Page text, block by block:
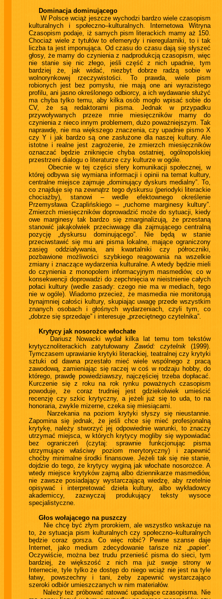
Dominacja dominującego
W Polsce wciąż jeszcze wychodzi bardzo wiele czasopism
kulturalnych i społeczno–kulturalnych. Internetowa Witryna
Czasopism podaje, iż samych pism literackich mamy aż 150.
Chociaż wiele z tytułów to efemerydy i nieregularniki, to i tak
liczba ta jest imponująca. Od czasu do czasu dają się słyszeć
głosy, że mamy do czynienia z nadprodukcją czasopism, więc
nie stanie się nic złego, jeśli część z nich upadnie, tym
bardziej że, jak widać, niezbyt dobrze radzą sobie w
wolnorynkowej rzeczywistości. To prawda, wiele pism
robionych jest bez pomysłu, nie mają one ani wyrazistego
profilu, ani jasno określonego odbiorcy, a ich wydawanie służyć
ma chyba tylko temu, aby kilka osób mogło wpisać sobie do
CV, że są redaktorami pisma. Jednak w przypadku
przywoływanych przeze mnie miesięczników mamy do
czynienia z nieco innym problemem, dużo poważniejszym. Tak
naprawdę, nie ma większego znaczenia, czy upadnie pismo X
czy Y i jak bardzo są one zasłużone dla naszej kultury. Ale
istotne i realne jest zagrożenie, że zmierzch miesięczników
oznaczać będzie zniknięcie chyba ostatniej, ogólnopolskiej
przestrzeni dialogu o literaturze czy kulturze w ogóle.
Obecnie w tej części sfery komunikacji społecznej, w
której odbywa się wymiana informacji i opinii na temat kultury,
centralne miejsce zajmuje „dominujący dyskurs medialny”. To,
co znajduje się na zewnątrz tego dyskursu (periodyki literackie
chociażby), stanowi – wedle efektownego określenie
Przemysława Czaplińskiego – „ruchome marginesy kultury”.
Zmierzch miesięczników doprowadzić może do sytuacji, kiedy
owe marginesy tak bardzo się zmarginalizują, że przestaną
stanowić jakąkolwiek przeciwwagę dla zajmującego centralną
pozycję „dyskursu dominującego”. Nie będą w stanie
przeciwstawić się mu ani pisma lokalne, mające ograniczony
zasięg oddziaływania, ani kwartalniki czy półroczniki,
pozbawione możliwości szybkiego reagowania na wszelkie
zmiany i znaczące wydarzenia kulturalne. A wtedy będzie mieli
do czynienia z monopolem informacyjnym masmediów, co w
konsekwencji doprowadzi do zepchnięcia w nieistnienie całych
połaci kultury (wedle zasady: czego nie ma w mediach, tego
nie w ogóle). Wiadomo przecież, że masmedia nie monitorują
bynajmniej całości kultury, skupiając uwagę przede wszystkim
znanych osobach i głośnych wydarzeniach, czyli tym, co
„dobrze się sprzedaje” i interesuje „przeciętnego czytelnika”.
Krytycy jak nosorożce włochate
Dariusz Nowacki wydał kilka lat temu tom tekstów
krytycznoliterackich zatytułowanyZawód: czytelnik(1999).
Tymczasem uprawianie krytyki literackiej, teatralnej czy krytyki
sztuki od dawna przestało mieć wiele wspólnego z pracą
zawodową, zamieniając się raczej w coś w rodzaju hobby, do
którego, prawdę powiedziawszy, najczęściej trzeba dopłacać.
Kurczenie się z roku na rok rynku poważnych czasopism
powoduje, że coraz trudniej jest gdziekolwiek umieścić
recenzję czy szkic krytyczny, a jeżeli już się to uda, to na
honoraria, zwykle mizerne, czeka się miesiącami.
Narzekania na poziom krytyki słyszy się nieustannie.
Zapomina się jednak, że jeśli chce się mieć profesjonalną
krytykę, należy stworzyć jej odpowiednie warunki, to znaczy
utrzymać miejsca, w których krytycy mogliby się wypowiadać
bez ograniczeń (czytaj: sprawnie funkcjonując pisma
utrzymujące właściwy poziom merytoryczny) i zapewnić
choćby minimalne środki finansowe. Jeżeli tak się nie stanie,
dojdzie do tego, że krytycy wyginą jak włochate nosorożce. A
wtedy miejsce krytyków zajmą albo dziennikarze masmediów,
nie zawsze posiadający wystarczającą wiedzę, aby rzetelnie
opisywać i interpretować dzieła kultury, albo wykładowcy
akademiccy, zazwyczaj produkujący teksty wysoce
specjalistyczne.
Głos wołającego na puszczy
Nie chcę być złym prorokiem, ale wszystko wskazuje na
to, że sytuacja pism kulturalnych czy społeczno–kulturalnych
będzie coraz gorsza. Co więc robić? Pewne szanse daje
Internet, jako medium zdecydowanie tańsze niż „papier”.
Oczywiście, można bez trudu przenieść pisma do sieci, tym
bardziej, że większość z nich ma już swoje strony w
Internecie, tyle tylko że dostęp do niego wciąż nie jest na tyle
łatwy, powszechny i tani, żeby zapewnić wystarczająco
szeroki odbiór umieszczanych w nim materiałów.
Należy też próbować ratować upadające czasopisma. Nie